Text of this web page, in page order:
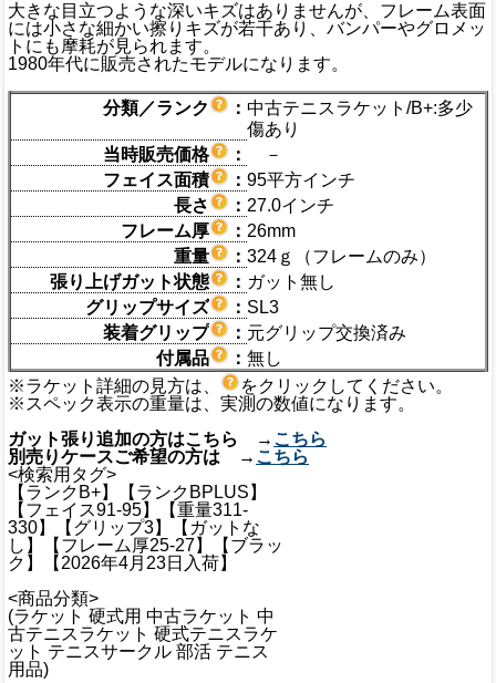
大きな目立つような深いキズはありませんが、フレーム表面
には小さな細かい擦りキズが若干あり、バンパーやグロメッ
トにも摩耗が見られます。
1980年代に販売されたモデルになります。
分類／ランク ： 中古テニスラケット/B+:多少
傷あり
当時販売価格
：
－
フェイス面積
： 95平方インチ
長さ
： 27.0インチ
フレーム厚
： 26mm
重量
： 324ｇ（フレームのみ）
張り上げガット状態
： ガット無し
グリップサイズ
： SL3
装着グリップ
： 元グリップ交換済み
付属品
： 無し
※ラケット詳細の見方は、
をクリックしてください。
※スペック表示の重量は、実測の数値になります。
ガット張り追加の方はこちら → こちら
別売りケースご希望の方は → こちら
<検索用タグ>
【ランクB+】【ランクBPLUS】
【フェイス91-95】【重量311-
330】【グリップ3】【ガットな
し】【フレーム厚25-27】【ブラッ
ク】【2026年4月23日入荷】
<商品分類>
(ラケット 硬式用 中古ラケット 中
古テニスラケット 硬式テニスラケ
ット テニスサークル 部活 テニス
用品)